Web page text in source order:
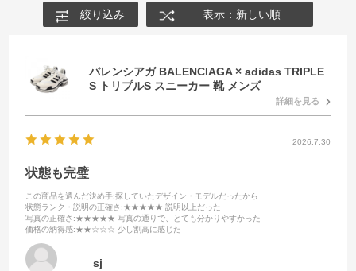
絞り込み 表示：新しい順
バレンシアガ BALENCIAGA × adidas TRIPLE
S トリプルS スニーカー 靴 メンズ
詳細を見る
2026.7.30
状態も完璧
この商品を選んだ決め手:探していたデザイン・モデルだったから
状態ランク・説明の正確さ :★★★★★ 説明以上だった
写真の正確さ :★★★★★ 写真の通りで、とても分かりやすかった
価格の納得感:★★☆☆☆ 少し割高に感じた
sj